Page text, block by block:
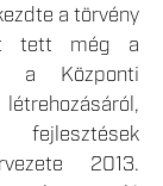
a törvény
tett még a
a Központi
2013.